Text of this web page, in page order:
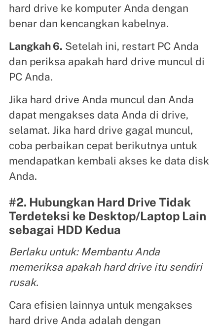
hard drive ke komputer Anda dengan
benar dan kencangkan kabelnya.
Langkah 6. Setelah ini, restart PC Anda
dan periksa apakah hard drive muncul di
PC Anda.
Jika hard drive Anda muncul dan Anda
dapat mengakses data Anda di drive,
selamat. Jika hard drive gagal muncul,
coba perbaikan cepat berikutnya untuk
mendapatkan kembali akses ke data disk
Anda.
#2. Hubungkan Hard Drive Tidak
Terdeteksi ke Desktop/Laptop Lain
sebagai HDD Kedua
Berlaku untuk: Membantu Anda
memeriksa apakah hard drive itu sendiri
rusak.
Cara efisien lainnya untuk mengakses
hard drive Anda adalah dengan